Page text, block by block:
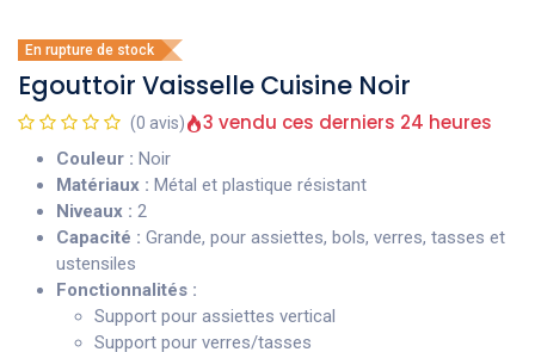
En rupture de stock
Egouttoir Vaisselle Cuisine Noir
(0 avis) 3 vendu ces derniers 24 heures
Couleur : Noir
Matériaux : Métal et plastique résistant
Niveaux : 2
Capacité : Grande, pour assiettes, bols, verres, tasses et
ustensiles
Fonctionnalités :
Support pour assiettes vertical
Support pour verres/tasses